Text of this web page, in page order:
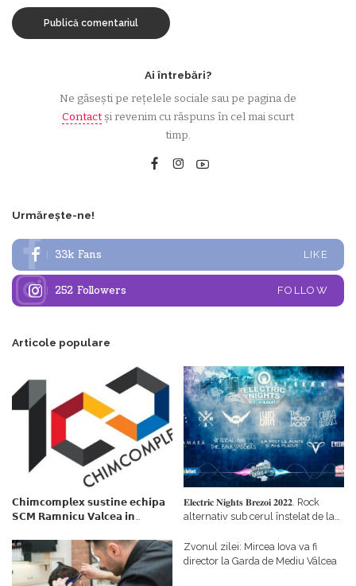
Ai întrebări?
Ne găsești pe rețelele sociale sau pe pagina de
Contactși revenim cu răspuns în cel mai scurt
timp.
Urmărește-ne!
33k Fans LIKE
252 Followers FOLLOW
Articole populare
𝗖𝗵𝗶𝗺𝗰𝗼𝗺𝗽𝗹𝗲𝘅 𝘀𝘂𝘀𝘁𝗶𝗻𝗲 𝗲𝗰𝗵𝗶𝗽𝗮
𝗦𝗖𝗠 𝗥𝗮𝗺𝗻𝗶𝗰𝘂 𝗩𝗮𝗹𝗰𝗲𝗮 𝗶𝗻
𝗳𝗶𝗻𝗮𝗻𝘁𝗮𝘁𝗼𝗿
𝐄𝐥𝐞𝐜𝐭𝐫𝐢𝐜 𝐍𝐢𝐠𝐡𝐭𝐬 𝐁𝐫𝐞𝐳𝐨𝐢 𝟐𝟎𝟐𝟐. Rock
alternativ sub cerul înstelat de la
Zvonul zilei: Mircea Iova va fi
director la Garda de Mediu Vâlcea